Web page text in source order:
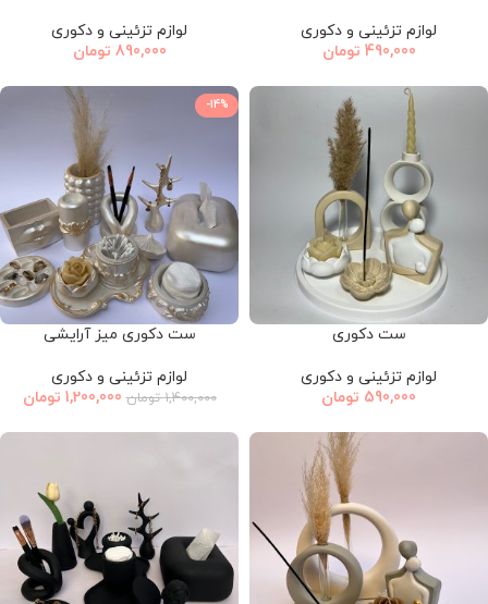
لوازم تزئینی و دکوری
490,000 تومان
لوازم تزئینی و دکوری
890,000 تومان
ست دکوری
لوازم تزئینی و دکوری
590,000 تومان
-14%
ست دکوری میز آرایشی
لوازم تزئینی و دکوری
1,400,000 تومان 1,200,000 تومان